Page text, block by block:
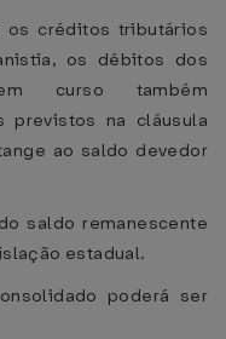
os créditos tributários
os débitos dos
curso também
previstos na cláusula
ao saldo devedor
saldo remanescente
estadual.
poderá ser